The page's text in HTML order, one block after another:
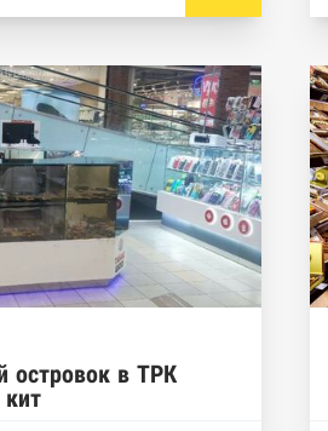
островок в ТРК